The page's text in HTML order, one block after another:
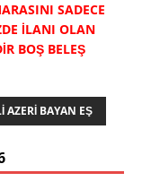
SADECE
İLANI OLAN
BOŞ BELEŞ
AZERI BAYAN EŞ